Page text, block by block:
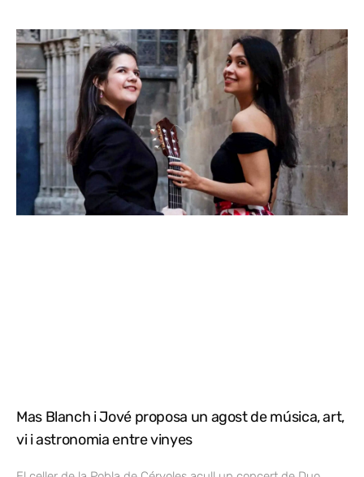
Mas Blanch i Jové proposa un agost de música, art,
vi i astronomia entre vinyes